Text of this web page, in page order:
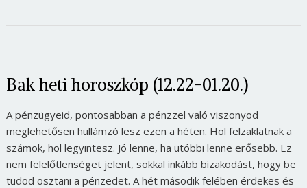
Bak heti horoszkóp (12.22-01.20.)
A pénzügyeid, pontosabban a pénzzel való viszonyod
meglehetősen hullámzó lesz ezen a héten. Hol felzaklatnak a
számok, hol legyintesz. Jó lenne, ha utóbbi lenne erősebb. Ez
nem felelőtlenséget jelent, sokkal inkább bizakodást, hogy be
tudod osztani a pénzedet. A hét második felében érdekes és